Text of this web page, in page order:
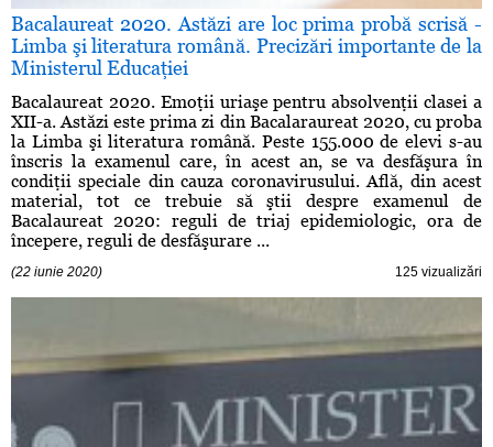
Bacalaureat 2020. Astăzi are loc prima probă scrisă -
Limba şi literatura română. Precizări importante de la
Ministerul Educaţiei
Bacalaureat 2020. Emoţii uriaşe pentru absolvenţii clasei a
XII-a. Astăzi este prima zi din Bacalaraureat 2020, cu proba
la Limba şi literatura română. Peste 155.000 de elevi s-au
înscris la examenul care, în acest an, se va desfăşura în
condiţii speciale din cauza coronavirusului. Află, din acest
material, tot ce trebuie să ştii despre examenul de
Bacalaureat 2020: reguli de triaj epidemiologic, ora de
începere, reguli de desfăşurare ...
(22 iunie 2020) 125 vizualizări